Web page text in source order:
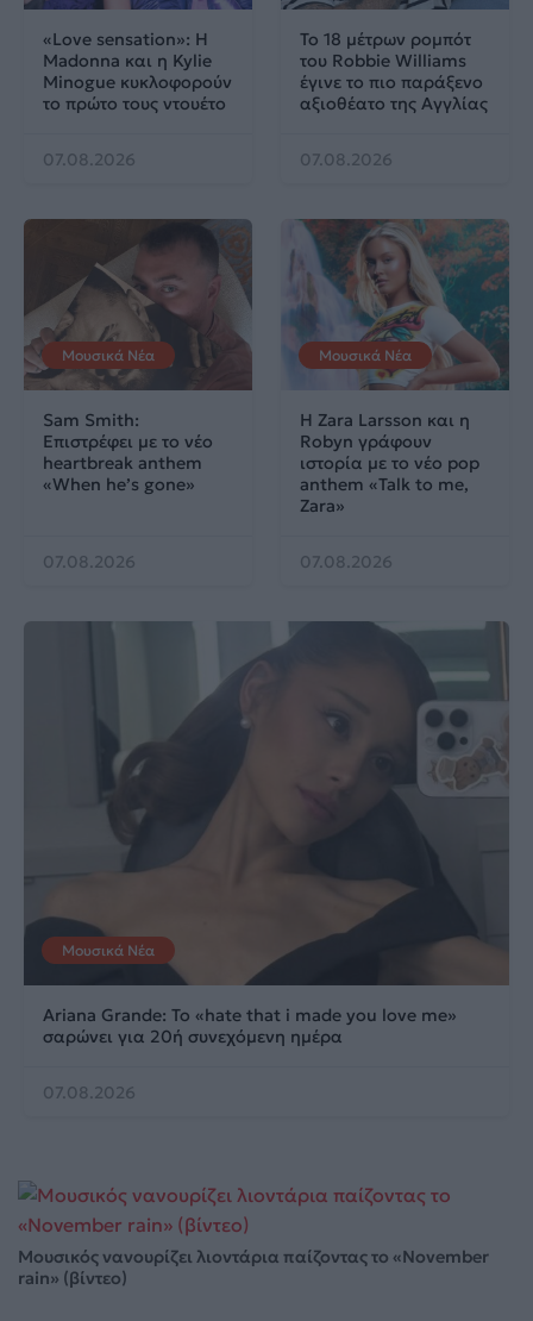
«Love sensation»: Η
Madonna και η Kylie
Minogue κυκλοφορούν
το πρώτο τους ντουέτο
07.08.2026
Το 18 μέτρων ρομπότ
του Robbie Williams
έγινε το πιο παράξενο
αξιοθέατο της Αγγλίας
07.08.2026
Μουσικά Νέα
Sam Smith:
Επιστρέφει με το νέο
heartbreak anthem
«When he’s gone»
07.08.2026
Μουσικά Νέα
Η Zara Larsson και η
Robyn γράφουν
ιστορία με το νέο pop
anthem «Talk to me,
Zara»
07.08.2026
Μουσικά Νέα
Ariana Grande: Το «hate that i made you love me»
σαρώνει για 20ή συνεχόμενη ημέρα
07.08.2026
Μουσικός νανουρίζει λιοντάρια παίζοντας το «November
rain» (βίντεο)